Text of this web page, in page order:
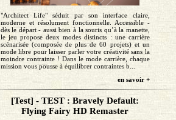
"Architect Life" séduit par son interface claire,
moderne et résolument fonctionnelle. Accessible -
dès le départ - aussi bien à la souris qu’à la manette,
le jeu propose deux modes distincts : une carrière
scénarisée (composée de plus de 60 projets) et un
mode libre pour laisser parler votre créativité sans la
moindre contrainte ! Dans le mode carrière, chaque
mission vous pousse à équilibrer contraintes b...
en savoir +
[Test] - TEST : Bravely Default:
Flying Fairy HD Remaster